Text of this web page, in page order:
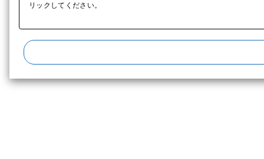
リックしてください。​